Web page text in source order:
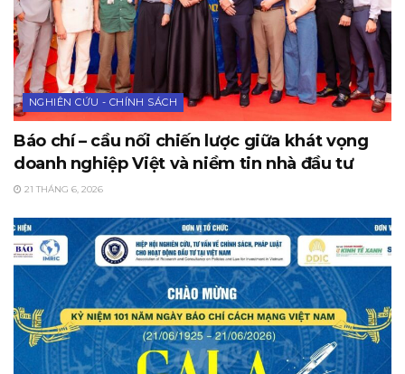
NGHIÊN CỨU - CHÍNH SÁCH
Báo chí – cầu nối chiến lược giữa khát vọng
doanh nghiệp Việt và niềm tin nhà đầu tư
21 THÁNG 6, 2026